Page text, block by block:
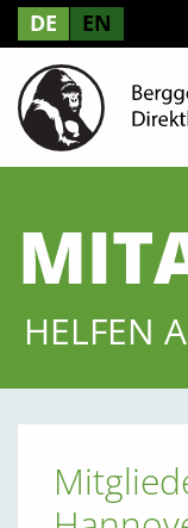
DE EN
HELFEN